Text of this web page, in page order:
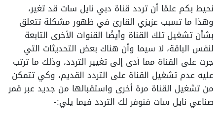
نحيط بكم علمًا أن تردد قناة دبي نايل سات قد تغير،
وهذا ما تسبب عزيزي القارئ في ظهور مشكلة تتعلق
بشأن تشغيل تلك القناة وأيضًا القنوات الأخرى التابعة
لنفس الباقة، لا سيما وأن هناك بعض التحديثات التي
جرت على القناة مما أدى إلى تغيير التردد، وذلك ما ترتب
عليه عدم تشغيل القناة على التردد القديم، وكي تتمكن
من تشغيل القناة مرة أخرى واستقبالها من جديد عبر قمر
صناعي نايل سات فنوفر لك التردد فيما يلي:-